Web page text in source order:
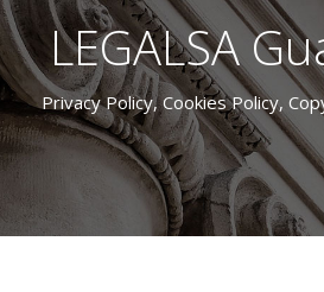
LEGALSA
Privacy Policy, Cookies Policy,